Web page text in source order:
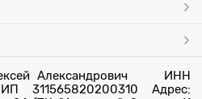
Александрович ИНН
311565820200310 Адрес: